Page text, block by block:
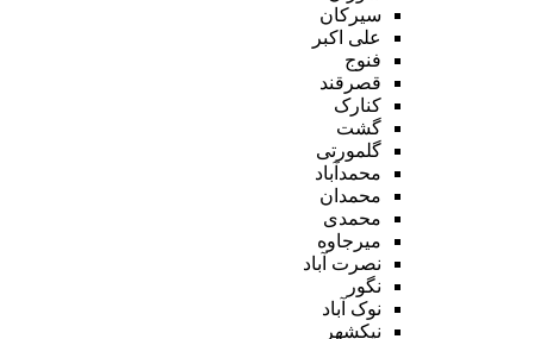
سیرکان
علی اکبر
فنوج
قصرقند
کنارک
گشت
گلمورتی
محمدآباد
محمدان
محمدی
میرجاوه
نصرت آباد
نگور
نوک آباد
نیکشهر